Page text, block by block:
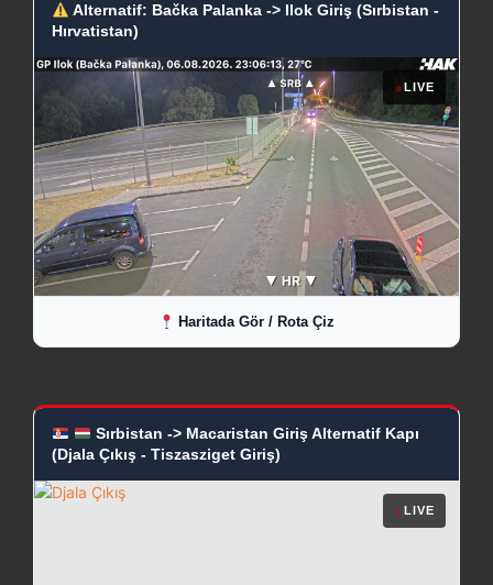
Alternatif: Bačka Palanka -> Ilok Giriş (Sırbistan -
Hırvatistan)
●LIVE
Haritada Gör / Rota Çiz
Sırbistan -> Macaristan Giriş Alternatif Kapı
(Djala Çıkış - Tiszasziget Giriş)
● LIVE